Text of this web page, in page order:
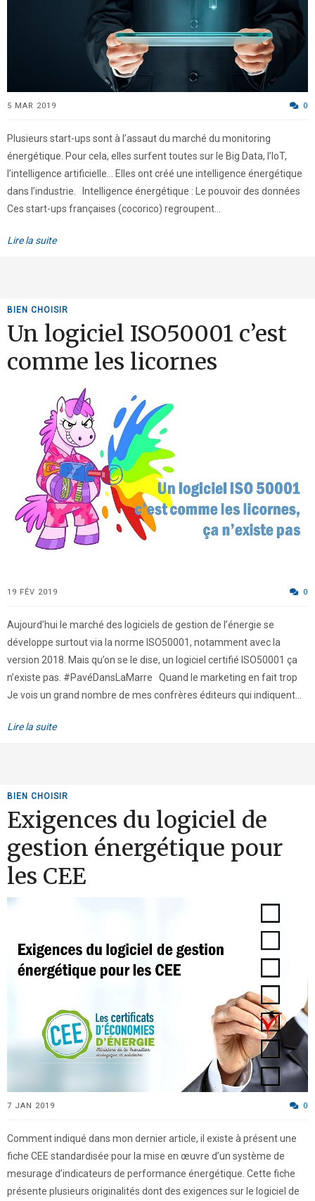
5 MAR 2019 0
Plusieurs start-ups sont à l’assaut du marché du monitoring
énergétique. Pour cela, elles surfent toutes sur le Big Data, l’IoT,
l’intelligence artificielle… Elles ont créé une intelligence énergétique
dans l’industrie. Intelligence énergétique : Le pouvoir des données
Ces start-ups françaises (cocorico) regroupent...
Lire la suite
BIEN CHOISIR
Un logiciel ISO50001 c’est
comme les licornes
19 FÉV 2019 0
Aujourd’hui le marché des logiciels de gestion de l’énergie se
développe surtout via la norme ISO50001, notamment avec la
version 2018. Mais qu’on se le dise, un logiciel certifié ISO50001 ça
n’existe pas. #PavéDansLaMarre Quand le marketing en fait trop
Je vois un grand nombre de mes confrères éditeurs qui indiquent...
Lire la suite
BIEN CHOISIR
Exigences du logiciel de
gestion énergétique pour
les CEE
7 JAN 2019 0
Comment indiqué dans mon dernier article, il existe à présent une
fiche CEE standardisée pour la mise en œuvre d’un système de
mesurage d’indicateurs de performance énergétique. Cette fiche
présente plusieurs originalités dont des exigences sur le logiciel de